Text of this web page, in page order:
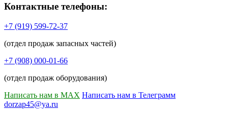
Контактные телефоны:
+7 (919) 599-72-37
(отдел продаж запасных частей)
+7 (908) 000-01-66
(отдел продаж оборудования)
Написать нам в MAX Написать нам в Телеграмм
dorzap45@ya.ru